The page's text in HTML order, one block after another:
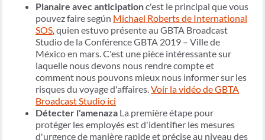
Planaire avec anticipationc'est le principal que vous
pouvez faire según Michael Roberts de International
SOS, quien estuvo présente au GBTA Broadcast
Studio de la Conférence GBTA 2019 – Ville de
México en mars. C'est une pièce intéressante sur
laquelle nous devons nous rendre compte et
comment nous pouvons mieux nous informer sur les
risques du voyage d'affaires.Voir la vidéo de GBTA
Broadcast Studio ici
Détecter l'amenaza La première étape pour
protéger les employés est d'identifier les mesures
d'urgence de manière rapide et précise au niveau des